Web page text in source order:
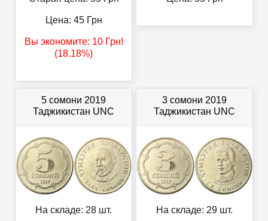
Цена: 45Грн
Вы экономите: 10Грн!
(18.18%)
5 сомони 2019
Таджикистан UNC
На складе: 28 шт.
3 сомони 2019
Таджикистан UNC
На складе: 29 шт.